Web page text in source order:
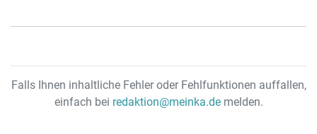
Falls Ihnen inhaltliche Fehler oder Fehlfunktionen auffallen,
einfach bei redaktion@meinka.demelden.